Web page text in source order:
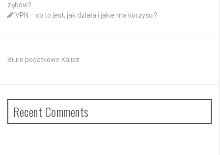
zębów?
VPN – co to jest, jak działa i jakie ma korzyści?
Biuro podatkowe Kalisz
Recent Comments